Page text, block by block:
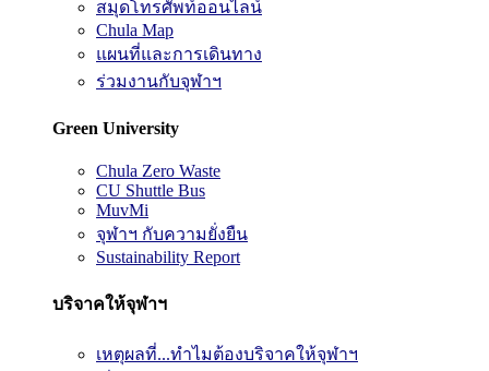
สมุดโทรศัพท์ออนไลน์
Chula Map
แผนที่และการเดินทาง
ร่วมงานกับจุฬาฯ
Green University
Chula Zero Waste
CU Shuttle Bus
MuvMi
จุฬาฯ กับความยั่งยืน
Sustainability Report
บริจาคให้จุฬาฯ
เหตุผลที่...ทำไมต้องบริจาคให้จุฬาฯ